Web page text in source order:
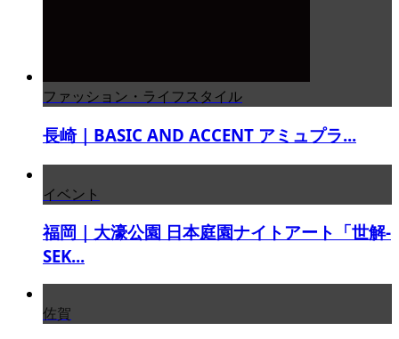
ファッション・ライフスタイル
長崎｜BASIC AND ACCENT アミュプラ...
イベント
福岡｜大濠公園 日本庭園ナイトアート「世解-
SEK...
佐賀